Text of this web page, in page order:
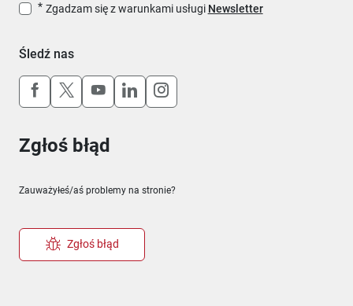
Zgadzam się z warunkami usługi Newsletter
Śledź nas
Uwaga, link otworzy się w nowym oknie
Uwaga, link otworzy się w nowym oknie
Uwaga, link otworzy się w nowym
Uwaga, link otworzy się w
Uwaga, link otworzy się w
Zgłoś błąd
Zauważyłeś/aś problemy na stronie?
Zgłoś błąd